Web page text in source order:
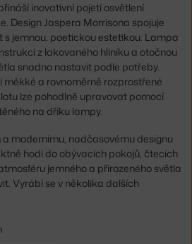
inovativní pojetí osvětlení
Design Jaspera Morrisona spojuje
jemnou, poetickou estetikou. Lampa
z lakovaného hliníku a otočnou
snadno nastavit podle potřeby.
měkké a rovnoměrně rozprostřené
lze pohodlně upravovat pomocí
na dříku lampy.
modernímu, nadčasovému designu
hodí do obývacích pokojů, čtecích
jemného a přirozeného světla
Vyrábí se v několika dalších